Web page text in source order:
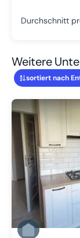
Durchschnitt
Weitere
sortiert nach